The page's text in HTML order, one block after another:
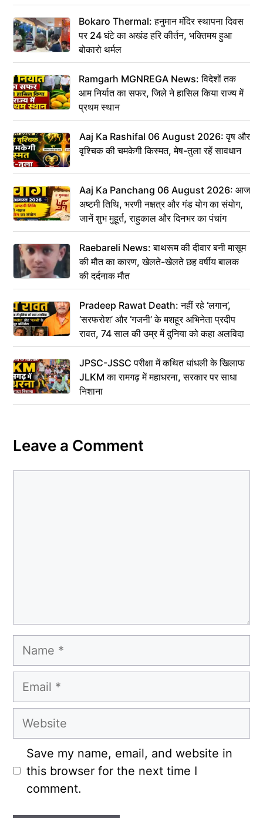
Bokaro Thermal: हनुमान मंदिर स्थापना दिवस
पर 24 घंटे का अखंड हरि कीर्तन, भक्तिमय हुआ
बोकारो थर्मल
Ramgarh MGNREGA News: विदेशों तक
आम निर्यात का सफर, जिले ने हासिल किया राज्य में
प्रथम स्थान
Aaj Ka Rashifal 06 August 2026: वृष और
वृश्चिक की चमकेगी किस्मत, मेष-तुला रहें सावधान
Aaj Ka Panchang 06 August 2026: आज
अष्टमी तिथि, भरणी नक्षत्र और गंड योग का संयोग,
जानें शुभ मुहूर्त, राहुकाल और दिनभर का पंचांग
Raebareli News: बाथरूम की दीवार बनी मासूम
की मौत का कारण, खेलते-खेलते छह वर्षीय बालक
की दर्दनाक मौत
Pradeep Rawat Death: नहीं रहे ‘लगान’,
‘सरफरोश’ और ‘गजनी’ के मशहूर अभिनेता प्रदीप
रावत, 74 साल की उम्र में दुनिया को कहा अलविदा
JPSC-JSSC परीक्षा में कथित धांधली के खिलाफ
JLKM का रामगढ़ में महाधरना, सरकार पर साधा
निशाना
Leave a Comment
Name
Email
Website
Save my name, email, and website in
this browser for the next time I
comment.